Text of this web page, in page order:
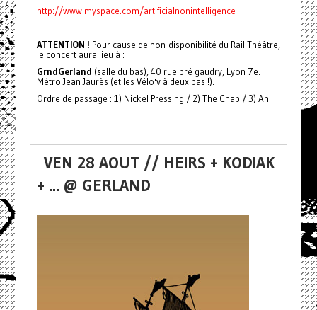
http://www.myspace.com/artificialnonintelligence
ATTENTION ! Pour cause de non-disponibilité du Rail Théâtre,
le concert aura lieu à :
GrndGerland (salle du bas), 40 rue pré gaudry, Lyon 7e.
Métro Jean Jaurès (et les Vélo'v à deux pas !).
Ordre de passage : 1) Nickel Pressing / 2) The Chap / 3) Ani
VEN 28 AOUT // HEIRS + KODIAK
+ ... @ GERLAND